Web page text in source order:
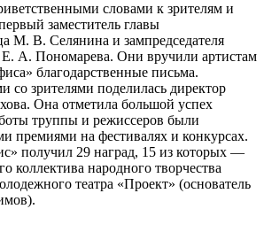
словами к зрителям и
заместитель главы
М. В. Селянина и зампредседателя
Е. А. Пономарева. Они вручили артистам
благодарственные письма.
со зрителями поделилась директор
Она отметила большой успех
труппы и режиссеров были
премиями на фестивалях и конкурсах.
получил 29 наград, 15 из которых —
коллектива народного творчества
театра «Проект» (основатель